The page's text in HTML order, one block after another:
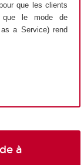
que les clients
que le mode de
a Service) rend
à